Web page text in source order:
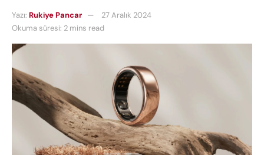
Yazı: Rukiye Pancar
27 Aralık 2024
Okuma süresi: 2 mins read